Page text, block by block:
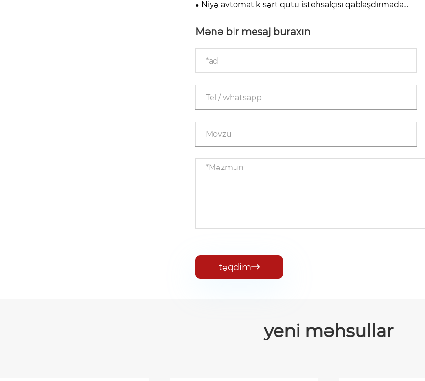
Niyə avtomatik sərt qutu istehsalçısı qablaşdırmada
Mənə bir mesaj buraxın
təqdim
yeni məhsullar